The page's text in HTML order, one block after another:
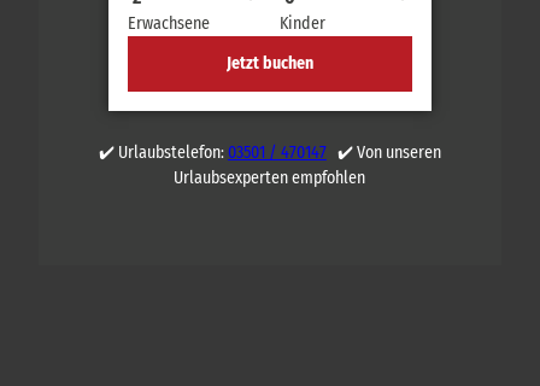
Erwachsene
Kinder
Jetzt buchen
✔️ Urlaubstelefon:03501 / 470147✔️ Von unseren
Urlaubsexperten empfohlen